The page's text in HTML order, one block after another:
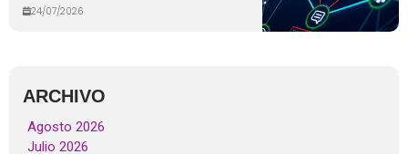
24/07/2026
ARCHIVO
Agosto 2026
Julio 2026